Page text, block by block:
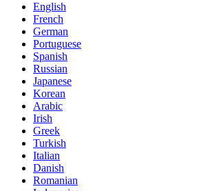
English
French
German
Portuguese
Spanish
Russian
Japanese
Korean
Arabic
Irish
Greek
Turkish
Italian
Danish
Romanian